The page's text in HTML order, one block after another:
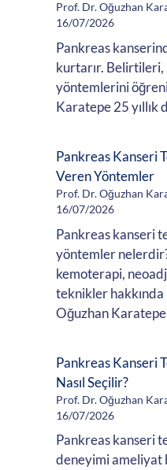
Prof. Dr. Oğuzhan
16/07/2026
Pankreas
kurtarır.
yöntemlerini
Karatepe 25 yıllık
Pankreas Kanseri
Veren Yöntemler
Prof. Dr. Oğuzhan
16/07/2026
Pankreas kanseri
yöntemler
kemoterapi,
teknikler hakkında
Oğuzhan
Pankreas Kanseri
Nasıl Seçilir?
Prof. Dr. Oğuzhan
16/07/2026
Pankreas kanseri
deneyimi ameliyat